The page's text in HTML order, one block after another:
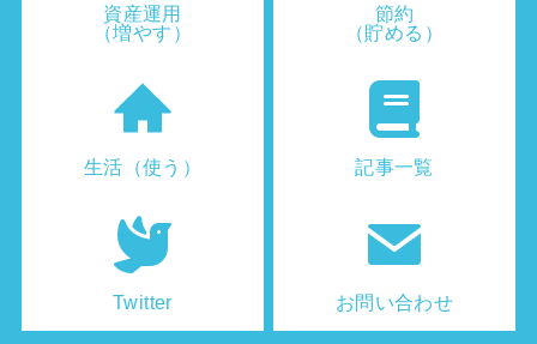
資産運用
（増やす）
節約
（貯める）
生活（使う） 記事一覧
Twitter お問い合わせ